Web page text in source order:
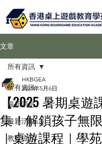
文章
所有資訊
最新消息
最新活動
教育資訊
所有資訊
【2025 暑期桌遊
集！解鎖孩子無
｜桌遊課程｜學
HKBGEA
2025年5月6日